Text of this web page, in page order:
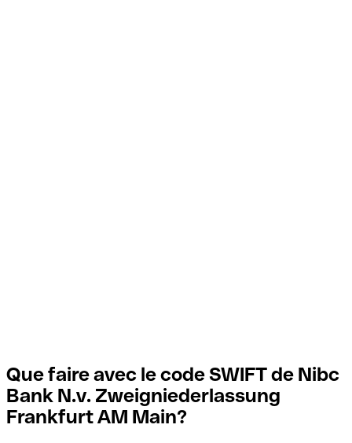
Que faire avec le code SWIFT de Nibc
Bank N.v. Zweigniederlassung
Frankfurt AM Main?